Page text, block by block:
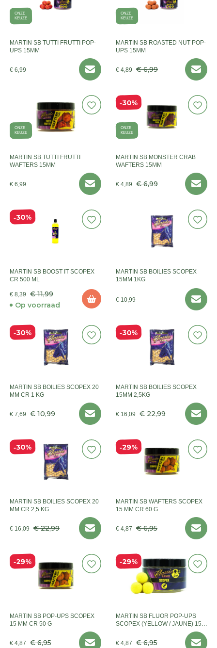
ONZE
KEUZE
MARTIN SB TUTTI FRUTTI POP-
UPS 15MM
€ 6,99
ONZE
KEUZE
MARTIN SB ROASTED NUT POP-
UPS 15MM
€ 4,89 € 6,99
ONZE
KEUZE
MARTIN SB TUTTI FRUTTI
WAFTERS 15MM
€ 6,99
30%
ONZE
KEUZE
MARTIN SB MONSTER CRAB
WAFTERS 15MM
€ 4,89 € 6,99
30%
MARTIN SB BOOST IT SCOPEX
CR 500 ML
€ 8,39
€ 11,99
Op voorraad
MARTIN SB BOILIES SCOPEX
15MM 1KG
€ 10,99
30%
MARTIN SB BOILIES SCOPEX 20
MM CR 1 KG
€ 7,69 € 10,99
30%
MARTIN SB BOILIES SCOPEX
15MM 2,5KG
€ 16,09 € 22,99
30%
MARTIN SB BOILIES SCOPEX 20
MM CR 2,5 KG
€ 16,09 € 22,99
29%
MARTIN SB WAFTERS SCOPEX
15 MM CR 60 G
€ 4,87 € 6,95
29%
MARTIN SB POP-UPS SCOPEX
15 MM CR 50 G
€ 4,87 € 6,95
29%
MARTIN SB FLUOR POP-UPS
SCOPEX (YELLOW / JAUNE) 15
€ 4,87
€ 6,95